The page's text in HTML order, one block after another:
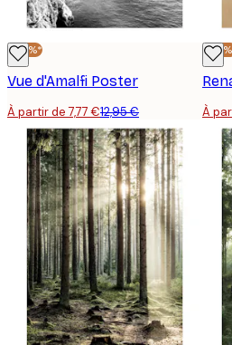
-40%*
Vue d'Amalfi Poster
À partir de 7,77 €12,95 €
-
À